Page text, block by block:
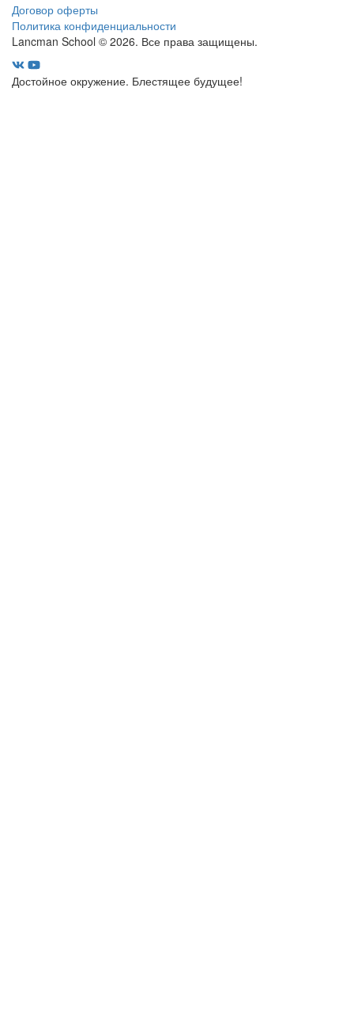
Договор оферты
Политика конфиденциальности
Lancman School © 2026. Все права защищены.
Достойное окружение. Блестящее будущее!